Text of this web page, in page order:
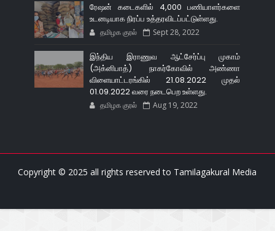
ரேஷன் கடைகளில் 4,000 பணியாளர்களை
உடனடியாக நிரப்ப உத்தரவிடப்பட்டுள்ளது.
தமிழக குரல் Sept 28, 2022
இந்திய இராணுவ ஆட்சேர்ப்பு முகாம்
(அக்னிபாத்) நாகர்கோவில் அண்ணா
விளையாட்டரங்கில் 21.08.2022 முதல்
01.09.2022 வரை நடைபெற உள்ளது.
தமிழக குரல் Aug 19, 2022
Copyright © 2025 all rights reserved to Tamilagakural Media